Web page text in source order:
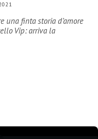
una finta storia d’amore
Vip: arriva la